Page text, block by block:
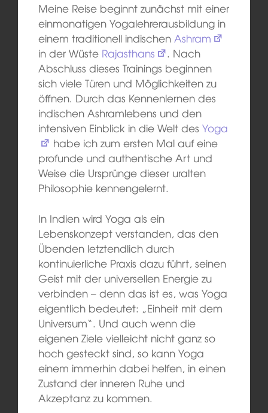
Meine Reise beginnt zunächst mit einer
einmonatigen Yogalehrerausbildung in
einem traditionell indischen Ashram
in der Wüste Rajasthans
. Nach
Abschluss dieses Trainings beginnen
sich viele Türen und Möglichkeiten zu
öffnen. Durch das Kennenlernen des
indischen Ashramlebens und den
intensiven Einblick in die Welt des Yoga
habe ich zum ersten Mal auf eine
profunde und authentische Art und
Weise die Ursprünge dieser uralten
Philosophie kennengelernt.
In Indien wird Yoga als ein
Lebenskonzept verstanden, das den
Übenden letztendlich durch
kontinuierliche Praxis dazu führt, seinen
Geist mit der universellen Energie zu
verbinden – denn das ist es, was Yoga
eigentlich bedeutet: „Einheit mit dem
Universum“. Und auch wenn die
eigenen Ziele vielleicht nicht ganz so
hoch gesteckt sind, so kann Yoga
einem immerhin dabei helfen, in einen
Zustand der inneren Ruhe und
Akzeptanz zu kommen.